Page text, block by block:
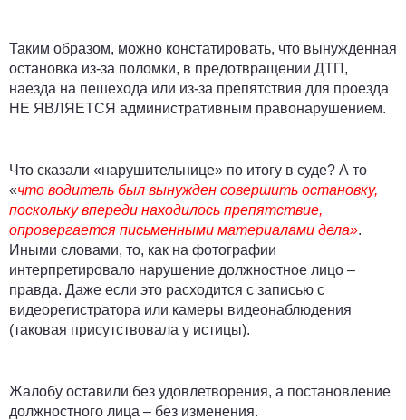
Таким образом, можно констатировать, что вынужденная
остановка из-за поломки, в предотвращении ДТП,
наезда на пешехода или из-за препятствия для проезда
НЕ ЯВЛЯЕТСЯ административным правонарушением.
Что сказали «нарушительнице» по итогу в суде? А то
«что водитель был вынужден совершить остановку,
поскольку впереди находилось препятствие,
опровергается письменными материалами дела».
Иными словами, то, как на фотографии
интерпретировало нарушение должностное лицо –
правда. Даже если это расходится с записью с
видеорегистратора или камеры видеонаблюдения
(таковая присутствовала у истицы).
Жалобу оставили без удовлетворения, а постановление
должностного лица – без изменения.